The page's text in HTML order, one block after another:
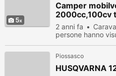
5
Camper
2000cc,100cv
2 anni fa
persone hanno
Piossasco
HUSQVARNA